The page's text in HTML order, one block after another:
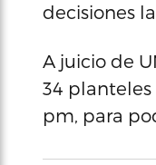
decisiones
A juicio de
34 planteles
pm, para